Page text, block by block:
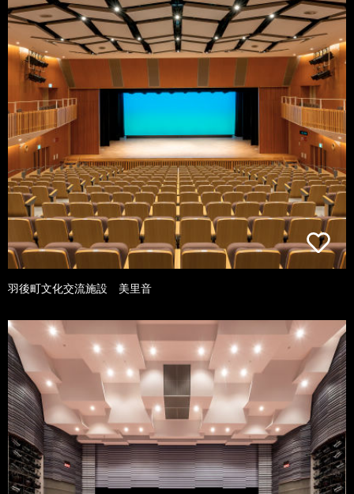
羽後町文化交流施設 美里音